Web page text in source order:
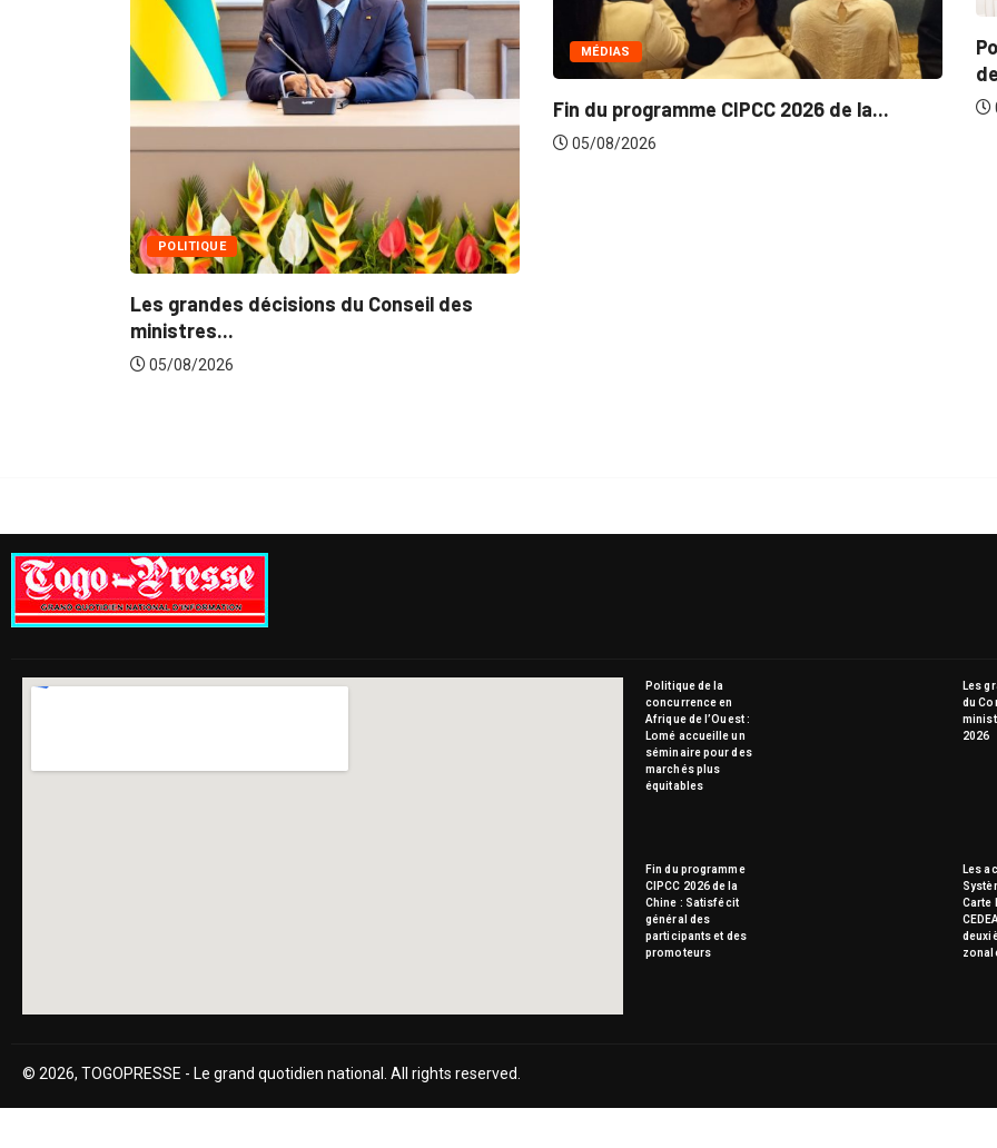
MÉDIAS
Fin du programme CIPCC 2026 de la...
Politique de la concurrence en Afrique
de...
05/08/2026
Politique de la
concurrence en
Afrique de l’Ouest :
Lomé accueille un
séminaire pour des
marchés plus
équitables
Les
du
2026
Fin du programme
CIPCC 2026 de la
Chine : Satisfécit
général des
participants et des
promoteurs
Les
Carte
© 2026, TOGOPRESSE - Le grand quotidien national. All rights reserved.